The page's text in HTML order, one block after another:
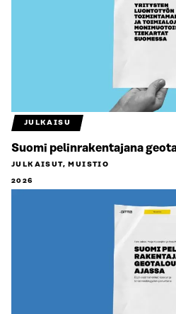
JULKAISU
Suomi pelinrakentajana
JULKAISUT, MUISTIO
2026